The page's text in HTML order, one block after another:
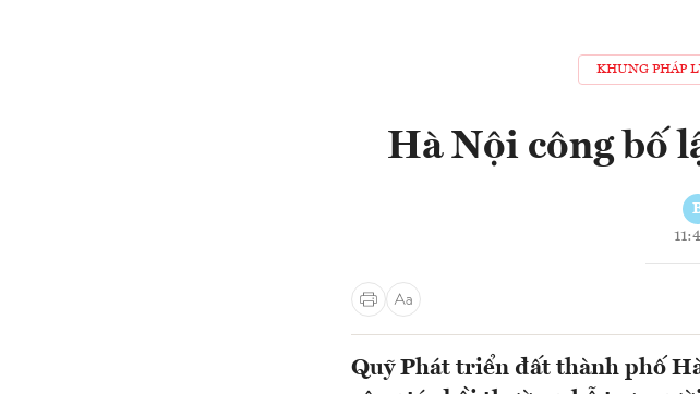
KHUNG PHÁP
Hà Nội công bố
Quỹ Phát triển đất thành phố